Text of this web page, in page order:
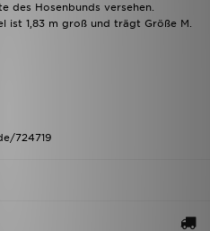
des Hosenbunds versehen.
ist 1,83 m groß und trägt Größe M.
724719